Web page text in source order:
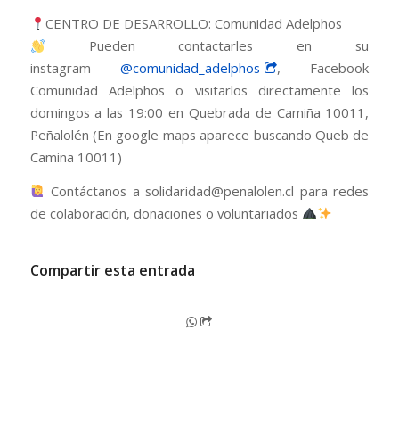
CENTRO DE DESARROLLO: Comunidad Adelphos
Pueden contactarles en su
instagram@comunidad_adelphos
, Facebook
Comunidad Adelphos o visitarlos directamente los
domingos a las 19:00 en Quebrada de Camiña 10011,
Peñalolén (En google maps aparece buscando Queb de
Camina 10011)
Contáctanos a solidaridad@penalolen.cl para redes
de colaboración, donaciones o voluntariados
Compartir esta entrada